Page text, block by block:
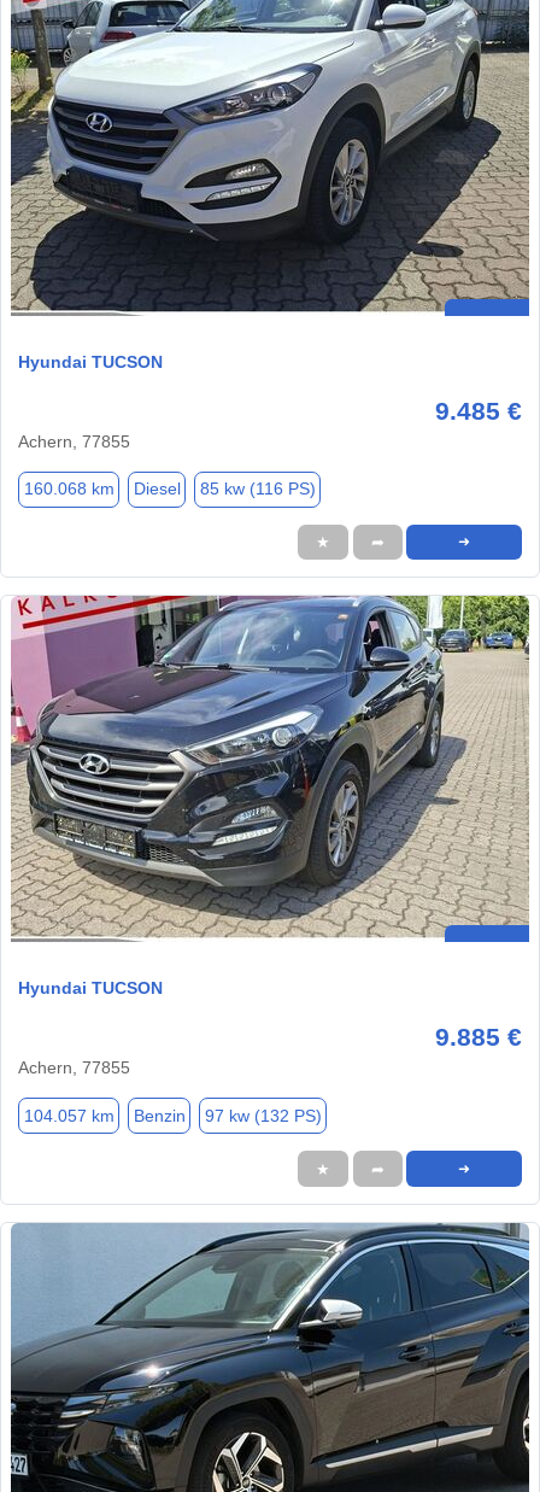
Hyundai TUCSON
9.485 €
Achern, 77855
160.068 km Diesel 85 kw (116 PS)
★ ➦ ➜
Hyundai TUCSON
9.885 €
Achern, 77855
104.057 km Benzin 97 kw (132 PS)
★ ➦ ➜